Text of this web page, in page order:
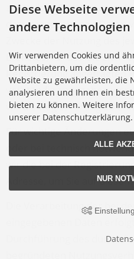
zusätzliche Funktionen auf
dazu eingegebenen Daten
Dienstes, für den Sie sich
Registrierung abgefragten
vollständig angegeben
wir die Registrierung
Für wichtige Änderungen
oder bei technisch
wir die bei der
Adresse, um Sie auf
Die Verarbeitung der bei
Durchführung des durch
Diese Webseite
andere Technologien
Wir verwenden Cookies und
Drittanbietern, um die
Website zu gewährleisten, die
analysieren und Ihnen ein
bieten zu können. Weitere
unserer Datenschutzerklärung.
ALLE
NUR